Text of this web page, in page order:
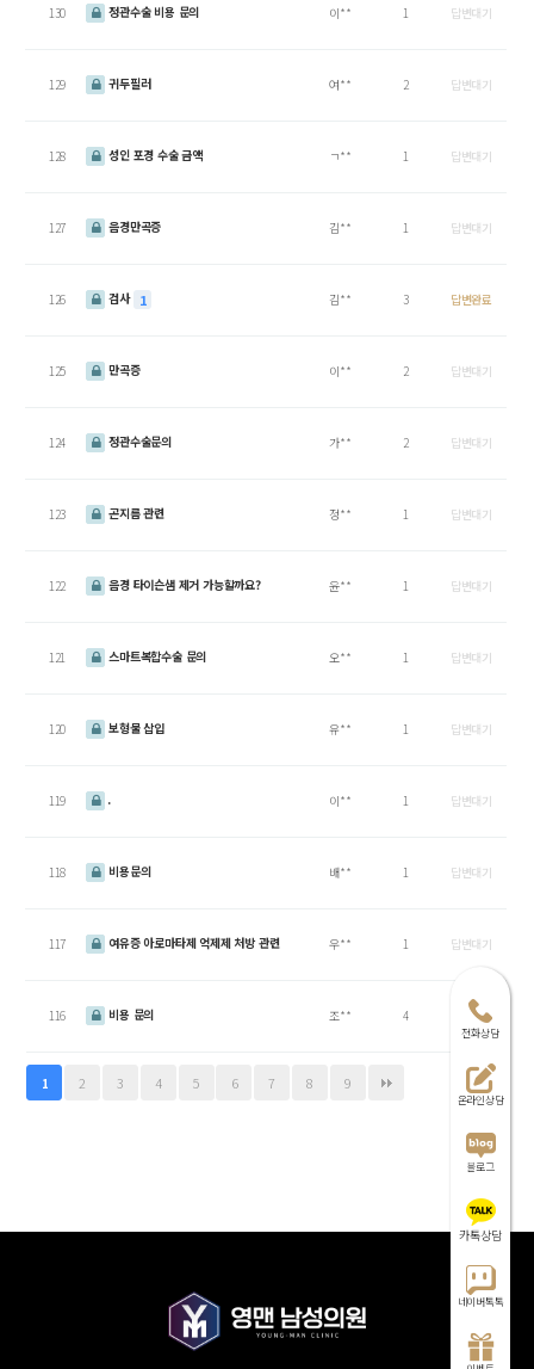
전화상담
온라인상담
블로그
카톡상담
네이버톡톡
130 정관수술 비용 문의 이** 1 답변대기
129 귀두필러 여** 2 답변대기
128 성인 포경 수술 금액 ㄱ** 1 답변대기
127 음경만곡증 김** 1 답변대기
126 검사 1 김** 3 답변완료
125 만곡증 이** 2 답변대기
124 정관수술문의 가** 2 답변대기
123 곤지름 관련 정** 1 답변대기
122 음경 타이슨샘 제거 가능할까요? 윤** 1 답변대기
121 스마트복합수술 문의 오** 1 답변대기
120 보형물 삽입 유** 1 답변대기
119 . 이** 1 답변대기
118 비용문의 배** 1 답변대기
117 여유증 아로마타제 억제제 처방 관련 우** 1 답변대기
116 비용 문의 조** 4 답변대기
1 2 3 4 5 6 7 8 9